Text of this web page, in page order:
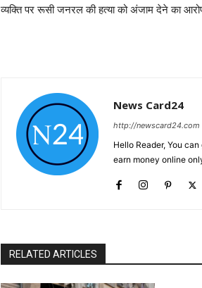
व्यक्ति पर रूसी जनरल की हत्या को अंजाम देने का
News Card24
http://newscard24.com
Hello Reader, You
earn money online
RELATED ARTICLES